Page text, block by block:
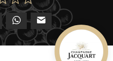
LinkedIn WhatsApp E-mail